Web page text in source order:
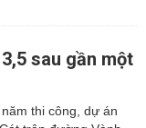
sau gần một
thi công, dự án